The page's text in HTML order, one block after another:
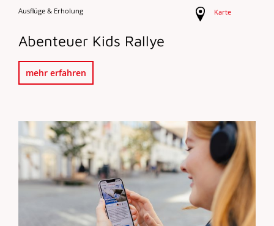
Ausflüge & Erholung Karte
Abenteuer Kids Rallye
mehr erfahren